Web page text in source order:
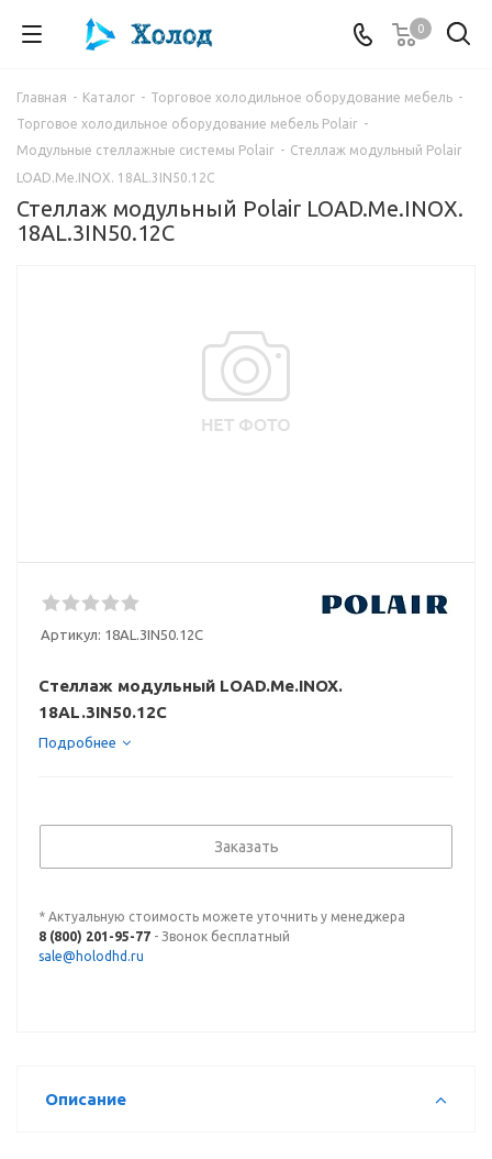
0
Главная - Каталог - Торговое холодильное оборудование мебель -
Торговое холодильное оборудование мебель Polair -
Модульные стеллажные системы Polair - Стеллаж модульный Polair
LOAD.Me.INOX. 18AL.3IN50.12C
Стеллаж модульный Polair LOAD.Me.INOX.
18AL.3IN50.12C
Артикул: 18AL.3IN50.12C
Стеллаж модульный LOAD.Me.INOX.
18AL.3IN50.12C
Подробнее
Заказать
* Актуальную стоимость можете уточнить у менеджера
8 (800) 201-95-77 - Звонок бесплатный
sale@holodhd.ru
Описание